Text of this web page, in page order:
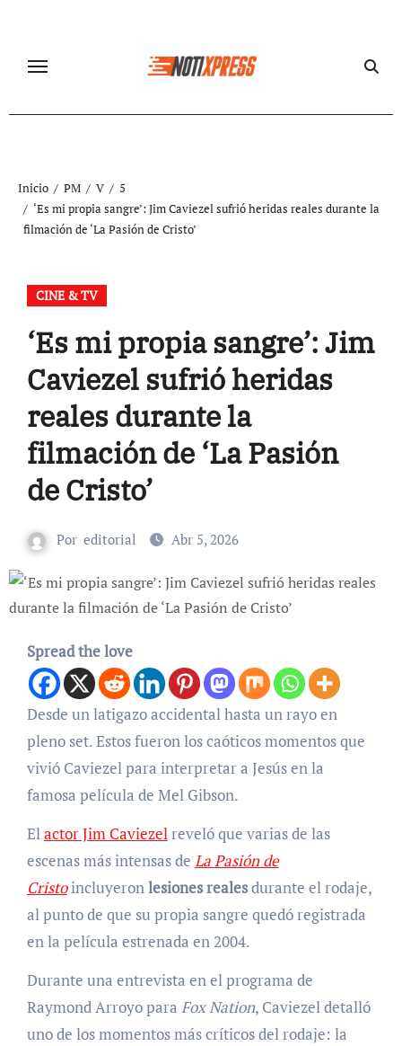
contenido
Inicio PM V
5
‘Es mi propia sangre’: Jim Caviezel sufrió heridas reales durante la
filmación de ‘La Pasión de Cristo’
CINE & TV
‘Es mi propia sangre’: Jim
Caviezel sufrió heridas
reales durante la
filmación de ‘La Pasión
de Cristo’
Por editorial Abr 5, 2026
Spread the love
Desde un latigazo accidental hasta un rayo en
pleno set. Estos fueron los caóticos momentos que
vivió Caviezel para interpretar a Jesús en la
famosa película de Mel Gibson.
Elactor Jim Caviezelreveló que varias de las
escenas más intensas de La Pasión de
Cristoincluyeronlesiones realesdurante el rodaje,
al punto de que su propia sangre quedó registrada
en la película estrenada en 2004.
Durante una entrevista en el programa de
Raymond Arroyo para Fox Nation, Caviezel detalló
uno de los momentos más críticos del rodaje: la